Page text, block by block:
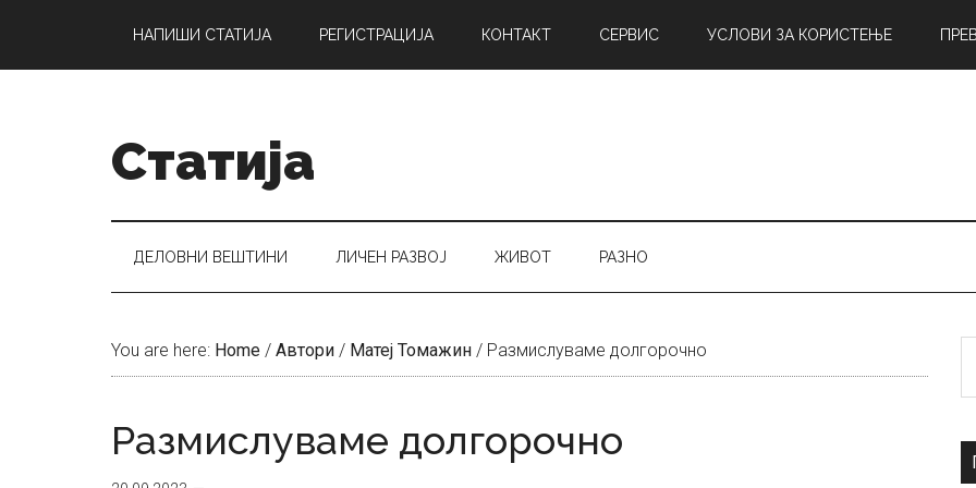
main
secondary
primary
НАПИШИ СТАТИЈА РЕГИСТРАЦИЈА КОНТАКТ СЕРВИС УСЛОВИ ЗА КОРИСТЕЊЕ
Статија
ДЕЛОВНИ ВЕШТИНИ ЛИЧЕН РАЗВОЈ ЖИВОТ РАЗНО
You are here: Home / Автори / Матеј Томажин / Размислуваме долгорочно
Размислуваме долгорочно